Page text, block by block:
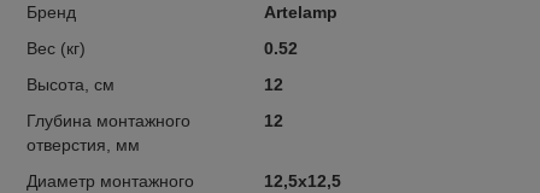
Бренд
Artelamp
Вес (кг)
0.52
Высота, см
12
Глубина монтажного
отверстия, мм
12
Диаметр монтажного
12,5x12,5